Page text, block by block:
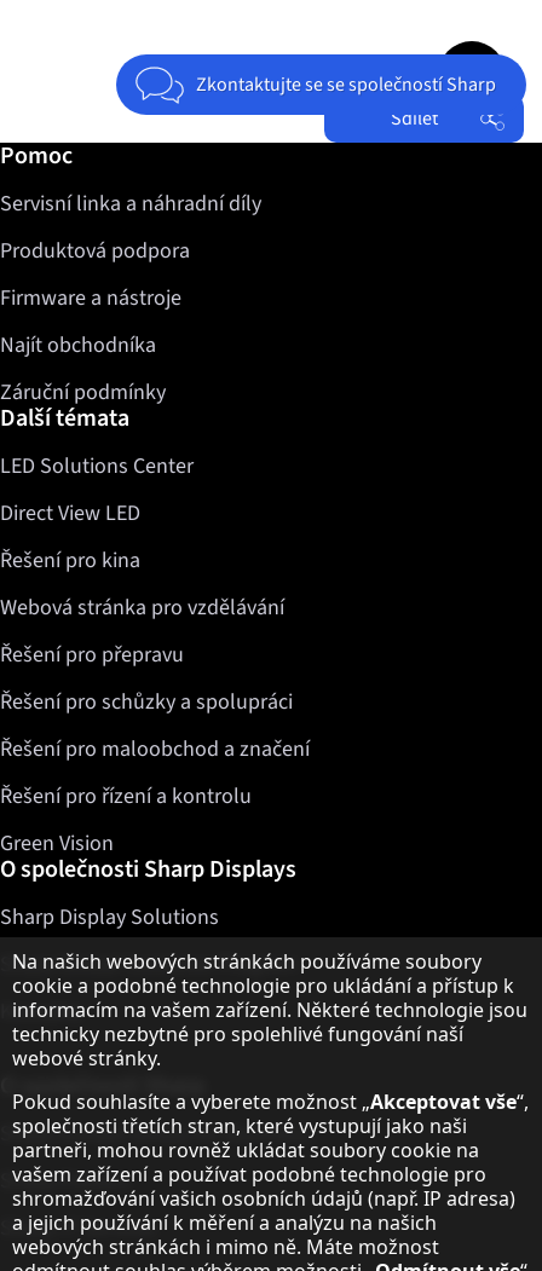
Zkontaktujte se se společností Sharp
Sdílet
Jump to top
Další informace / Pomoc
Pomoc
Servisní linka a náhradní díly
Produktová podpora
Firmware a nástroje
Najít obchodníka
Záruční podmínky
Další témata
LED Solutions Center
Direct View LED
Řešení pro kina
Webová stránka pro vzdělávání
Řešení pro přepravu
Řešení pro schůzky a spolupráci
Řešení pro maloobchod a značení
Řešení pro řízení a kontrolu
Green Vision
O společnosti Sharp Displays
Sharp Display Solutions
Sharp Global Customer Program
Kontakty
O společnosti Sharp
Sharp Europe (Sharp for Business)
Sharp Printers
Sharp IT Services
Upozornění k ochraně osobních údajů
Na našich webových stránkách používáme soubory
cookie a podobné technologie pro ukládání a přístup k
informacím na vašem zařízení. Některé technologie jsou
technicky nezbytné pro spolehlivé fungování naší
webové stránky.
Pokud souhlasíte a vyberete možnost „Akceptovat vše“,
společnosti třetích stran, které vystupují jako naši
partneři, mohou rovněž ukládat soubory cookie na
vašem zařízení a používat podobné technologie pro
shromažďování vašich osobních údajů (např. IP adresa)
a jejich používání k měření a analýzu na našich
webových stránkách i mimo ně. Máte možnost